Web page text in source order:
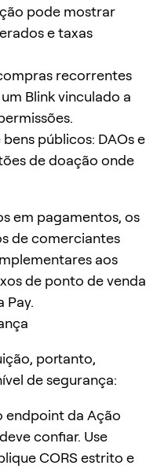
pode mostrar
e taxas
recorrentes
Blink vinculado a
públicos: DAOs e
de doação onde
em pagamentos, os
de comerciantes
aos
de ponto de venda
Pay.
portanto,
de segurança:
endpoint da Ação
confiar. Use
CORS estrito e